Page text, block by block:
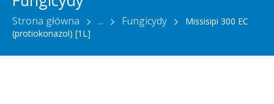
Strona główna ... Fungicydy
Missisipi 300 EC
(protiokonazol) [1L]